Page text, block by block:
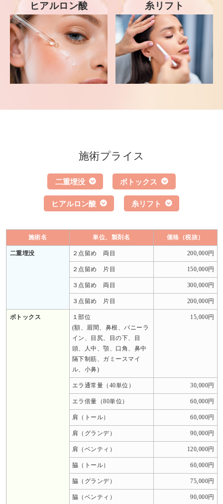
ヒアルロン酸 糸リフト
施術プライス
二重埋没 ボトックス
ヒアルロン酸 糸リフト
施術名 単位、製剤名 価格（税抜）
二重埋没 ２点留め 両目 200,000円
２点留め 片目 150,000円
３点留め 両目 300,000円
３点留め 片目 200,000円
ボトックス
１部位
(額、眉間、鼻根、バニーラ
イン、目尻、目の下、目
頭、人中、顎、口角、鼻中
隔下制筋、ガミースマイ
ル、小鼻)
15,000円
エラ通常量（40単位） 30,000円
エラ倍量（80単位） 60,000円
肩（トール） 60,000円
肩（グランデ） 90,000円
肩（ベンティ） 120,000円
脇（トール） 60,000円
脇（グランデ） 75,000円
脇（ベンティ） 90,000円